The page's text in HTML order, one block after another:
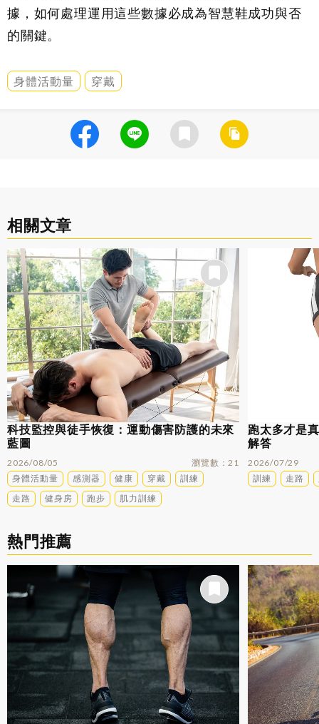
據，如何處理運用這些數據必成為智慧鞋成功與否
的關鍵。
身體活動量 穿戴
相關文章
科技監控與徒手恢復：運動傷害防護的未來
藍圖
2026/08/05 瀏覽數
21
身體活動量
感測器 健康 穿戴
訓練
走路
健身房 跑步 肌力訓練
跑太多才是
解答
2026/07/29
訓練
走路
熱門推薦